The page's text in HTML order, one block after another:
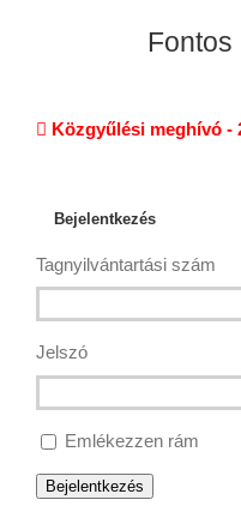
Közgyűlési meghívó -
Bejelentkezés
Tagnyilvántartási szám
Jelszó
Emlékezzen rám
Bejelentkezés